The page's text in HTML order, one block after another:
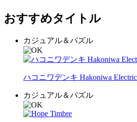
おすすめタイトル
カジュアル＆パズル
ハコニワデンキ Hakoniwa Electric
カジュアル＆パズル